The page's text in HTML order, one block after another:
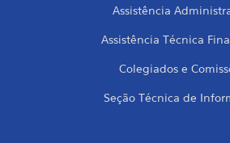
Assistência
Assistência Técnica
Colegiados e
Seção Técnica de